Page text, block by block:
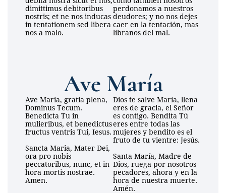
dimittimus debitoribus
nostris; et ne nos inducas
in tentationem sed libera
nos a malo.
perdonamos a nuestros
deudores; y no nos dejes
caer en la tentación, mas
líbranos del mal.
Ave María
Ave Maria, gratia plena,
Dominus Tecum.
Benedicta Tu in
mulieribus, et benedictus
fructus ventris Tui, Iesus.
Sancta Maria, Mater Dei,
ora pro nobis
peccatoribus, nunc, et in
hora mortis nostrae.
Amen.
Dios te salve María, llena
eres de gracia, el Señor
es contigo. Bendita Tú
eres entre todas las
mujeres y bendito es el
fruto de tu vientre: Jesús.
Santa María, Madre de
Dios, ruega por nosotros
pecadores, ahora y en la
hora de nuestra muerte.
Amén.